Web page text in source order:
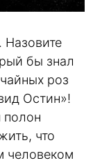
Назовите
бы знал
роз
Остин»!
полон
что
человеком